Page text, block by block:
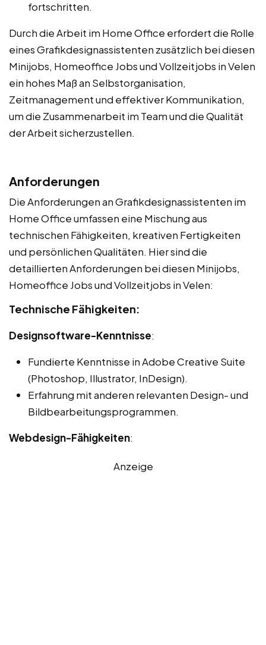
fortschritten.
Durch die Arbeit im Home Office erfordert die Rolle
eines Grafikdesignassistenten zusätzlich bei diesen
Minijobs, Homeoffice Jobs und Vollzeitjobs in Velen
ein hohes Maß an Selbstorganisation,
Zeitmanagement und effektiver Kommunikation,
um die Zusammenarbeit im Team und die Qualität
der Arbeit sicherzustellen.
Anforderungen
Die Anforderungen an Grafikdesignassistenten im
Home Office umfassen eine Mischung aus
technischen Fähigkeiten, kreativen Fertigkeiten
und persönlichen Qualitäten. Hier sind die
detaillierten Anforderungen bei diesen Minijobs,
Homeoffice Jobs und Vollzeitjobs in Velen:
Technische Fähigkeiten:
Designsoftware-Kenntnisse:
Fundierte Kenntnisse in Adobe Creative Suite
(Photoshop, Illustrator, InDesign).
Erfahrung mit anderen relevanten Design- und
Bildbearbeitungsprogrammen.
Webdesign-Fähigkeiten:
Anzeige